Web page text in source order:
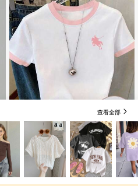
少女简约骑士图案印花T恤，夏季休闲
柔软上衣
僅剩1件
65.59 -17%
查看全部